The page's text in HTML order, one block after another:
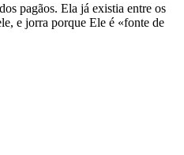
pagãos. Ela já existia entre os
e jorra porque Ele é «fonte de